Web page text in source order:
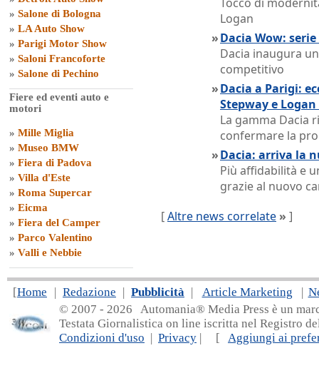
» Salone di Bologna
» LA Auto Show
» Parigi Motor Show
» Saloni Francoforte
» Salone di Pechino
Fiere ed eventi auto e
motori
» Mille Miglia
» Museo BMW
» Fiera di Padova
» Villa d'Este
» Roma Supercar
» Eicma
» Fiera del Camper
» Parco Valentino
» Valli e Nebbie
Logan
»Dacia Wow:
Dacia inaugura
competitivo
»Dacia a Parigi:
Stepway e Logan
La gamma Dacia
confermare la
»Dacia: arriva la
Più affidabilità e
grazie al nuovo
[Altre news correlate » ]
[Home | Redazione | Pubblicità | Article Marketing |
© 2007 - 2026 Automania® Media Press è un
Testata Giornalistica on line iscritta nel Registro
Condizioni d'uso | Privacy | [ Aggiungi ai